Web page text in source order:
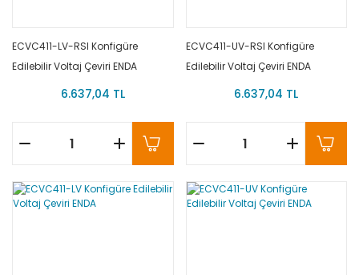
ECVC411-LV-RSI Konfigüre
Edilebilir Voltaj Çeviri ENDA
6.637,04 TL
ECVC411-UV-RSI Konfigüre
Edilebilir Voltaj Çeviri ENDA
6.637,04 TL